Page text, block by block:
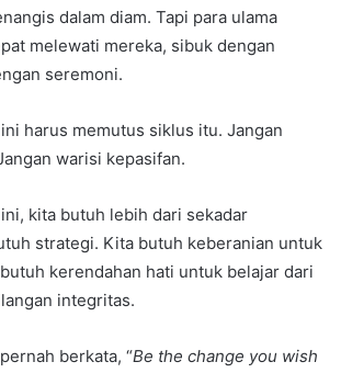
dalam diam. Tapi para ulama
melewati mereka, sibuk dengan
seremoni.
harus memutus siklus itu. Jangan
warisi kepasifan.
kita butuh lebih dari sekadar
strategi. Kita butuh keberanian untuk
kerendahan hati untuk belajar dari
integritas.
berkata, “Be the change you wish